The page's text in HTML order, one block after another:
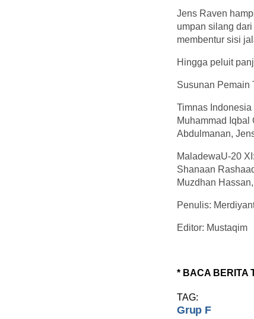
Jens Raven
umpan silang
membentur sisi
Hingga peluit
Susunan Pemain
Timnas
Muhammad Iqbal
Abdulmanan,
MaladewaU-20
Shanaan
Muzdhan
Penulis:
Editor: Mustaqim
* BACA BERITA
TAG:
Grup F